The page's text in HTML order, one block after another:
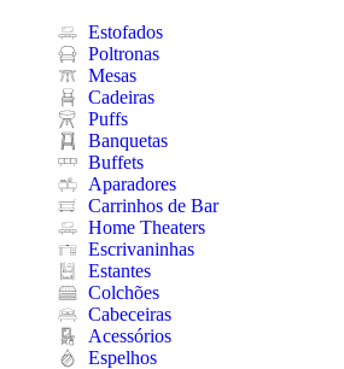
Estofados
Poltronas
Mesas
Cadeiras
Puffs
Banquetas
Buffets
Aparadores
Carrinhos de Bar
Home Theaters
Escrivaninhas
Estantes
Colchões
Cabeceiras
Acessórios
Espelhos